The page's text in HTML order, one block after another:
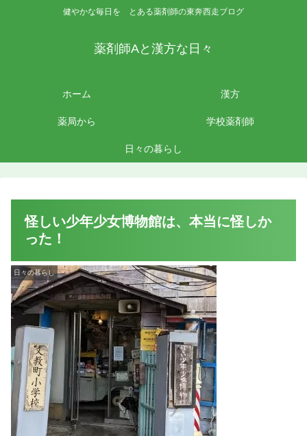
健やかな毎日を とある薬剤師の東奔西走ブログ
薬剤師Aと漢方な日々
ホーム 漢方
薬局から 学校薬剤師
日々の暮らし
怪しい少年少女博物館は、本当に怪しか
った！
日々の暮らし